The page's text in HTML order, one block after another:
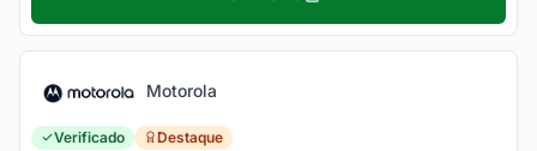
Motorola
Verificado Destaque